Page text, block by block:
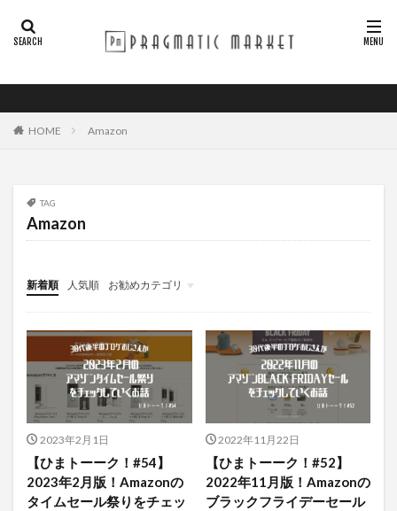
HOME Amazon
TAG
Amazon
新着順 人気順
お勧めカテゴリ
GADGET
2023年2月1日
【ひまトーーク！#54】
2023年2月版！Amazonの
タイムセール祭りをチェッ
2022年11月22日
【ひまトーーク！#52】
2022年11月版！Amazonの
ブラックフライデーセール